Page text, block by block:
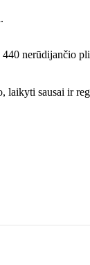
nerūdijančio
laikyti sausai ir